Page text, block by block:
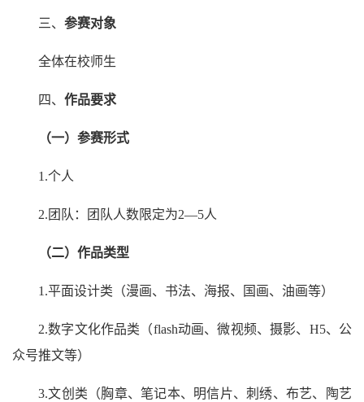
三、 参赛对象
全体在校师生
四、 作品要求
（一） 参赛形式
1.个人
2.团队：团队人数限定为2—5人
（二）作品类型
1.平面设计类（漫画、书法、海报、国画、油画等）
2.数字文化作品类（flash动画、微视频、摄影、H5、公
众号推文等）
3.文创类（胸章、笔记本、明信片、刺绣、布艺、陶艺